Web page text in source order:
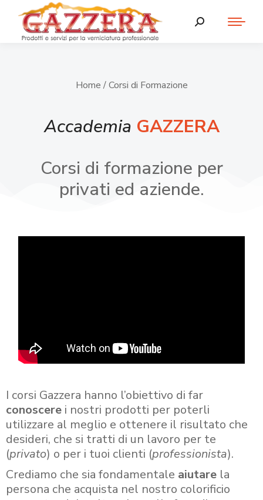
Home / Corsi di Formazione
Accademia GAZZERA
Corsi di formazione per
privati ed aziende.
I corsi Gazzera hanno l’obiettivo di far
conoscere i nostri prodotti per poterli
utilizzare al meglio e ottenere il risultato che
desideri, che si tratti di un lavoro per te
(privato) o per i tuoi clienti (professionista).
Crediamo che sia fondamentale aiutare la
persona che acquista nel nostro colorificio